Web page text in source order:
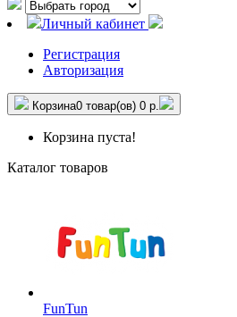
Личный кабинет
Регистрация
Авторизация
Корзина0 товар(ов) 0 р.
Корзина пуста!
Каталог товаров
FunTun